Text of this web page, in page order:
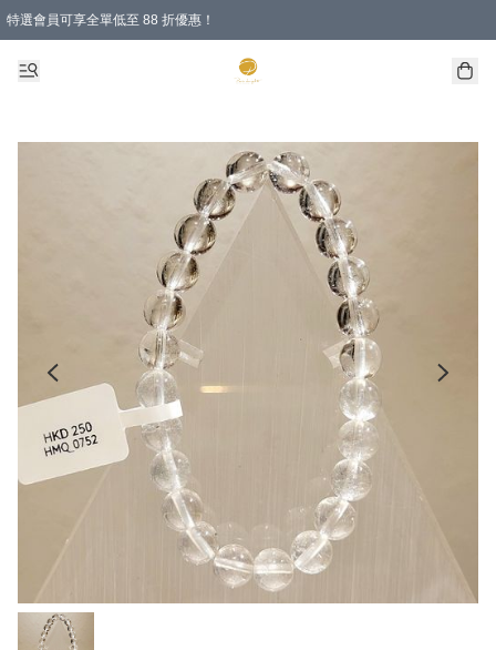
特選會員可享全單低至 88 折優惠！
購物滿 HKD 1000.00即享免運費優惠！（適用於 特定的送貨方式 )